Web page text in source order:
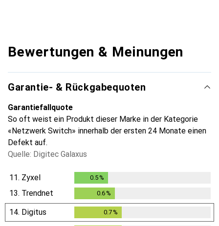
Bewertungen & Meinungen
Garantie- & Rückgabequoten
Garantiefallquote
So oft weist ein Produkt dieser Marke in der Kategorie
«Netzwerk Switch» innerhalb der ersten 24 Monate einen
Defekt auf.
Quelle: Digitec Galaxus
11. Zyxel 0.5 %
13. Trendnet 0.6 %
14. Digitus 0.7 %